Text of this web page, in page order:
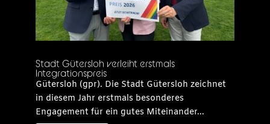
Stadt Gütersloh verleiht erstmals
Integrationspreis
Gütersloh (gpr). Die Stadt Gütersloh zeichnet
in diesem Jahr erstmals besonderes
Engagement für ein gutes Miteinander...